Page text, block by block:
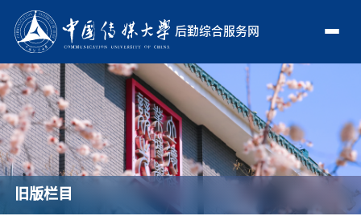
后勤综合服务网
旧版栏目